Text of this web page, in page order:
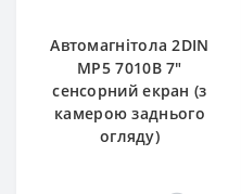
Автомагнітола 2DIN
MP5 7010B 7"
сенсорний екран (з
камерою заднього
огляду)